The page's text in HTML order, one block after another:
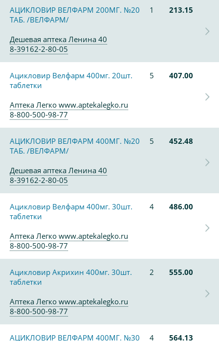
АЦИКЛОВИР ВЕЛФАРМ 200МГ. №20
ТАБ. /ВЕЛФАРМ/
1 213.15
Дешевая аптека Ленина 40
8-39162-2-80-05
Ацикловир Велфарм 400мг. 20шт.
таблетки
5 407.00
Аптека Легко www.aptekalegko.ru
8-800-500-98-77
АЦИКЛОВИР ВЕЛФАРМ 400МГ. №20
ТАБ. /ВЕЛФАРМ/
5 452.48
Дешевая аптека Ленина 40
8-39162-2-80-05
Ацикловир Велфарм 400мг. 30шт.
таблетки
4 486.00
Аптека Легко www.aptekalegko.ru
8-800-500-98-77
Ацикловир Акрихин 400мг. 30шт.
таблетки
2 555.00
Аптека Легко www.aptekalegko.ru
8-800-500-98-77
АЦИКЛОВИР ВЕЛФАРМ 400МГ. №30
4 564.13